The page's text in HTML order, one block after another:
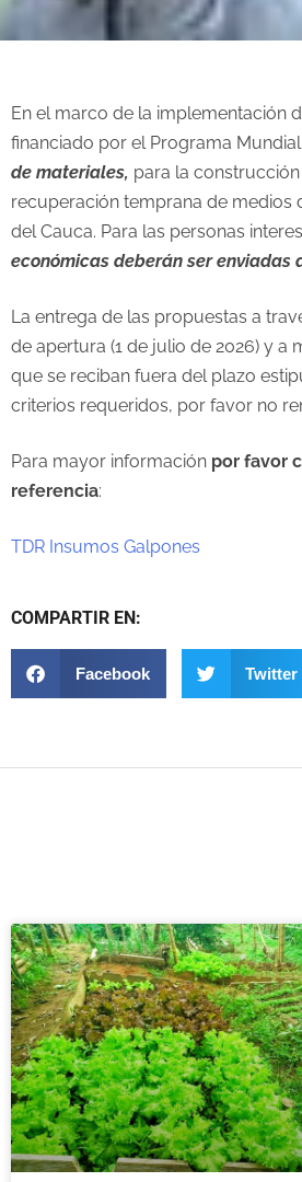
En el marco de la implementación
financiado por el Programa
de materiales, para la
recuperación temprana de medios
del Cauca. Para las personas
económicas deberán ser enviadas
La entrega de las propuestas a
de apertura (1 de julio de 2026) y a
que se reciban fuera del plazo
criterios requeridos, por favor no
Para mayor información por favor
referencia:
TDR Insumos Galpones
COMPARTIR EN:
Facebook Twitter